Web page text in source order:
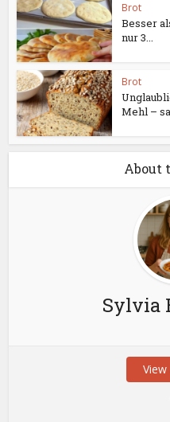
Brot
Besser
nur 3...
Brot
Mehl –
About
Sylvia